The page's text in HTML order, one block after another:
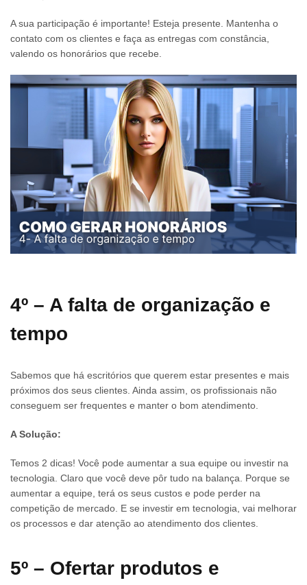
A sua participação é importante! Esteja presente. Mantenha o
contato com os clientes e faça as entregas com constância,
valendo os honorários que recebe.
4º – A falta de organização e
tempo
Sabemos que há escritórios que querem estar presentes e mais
próximos dos seus clientes. Ainda assim, os profissionais não
conseguem ser frequentes e manter o bom atendimento.
A Solução:
Temos 2 dicas! Você pode aumentar a sua equipe ou investir na
tecnologia. Claro que você deve pôr tudo na balança. Porque se
aumentar a equipe, terá os seus custos e pode perder na
competição de mercado. E se investir em tecnologia, vai melhorar
os processos e dar atenção ao atendimento dos clientes.
5º – Ofertar produtos e